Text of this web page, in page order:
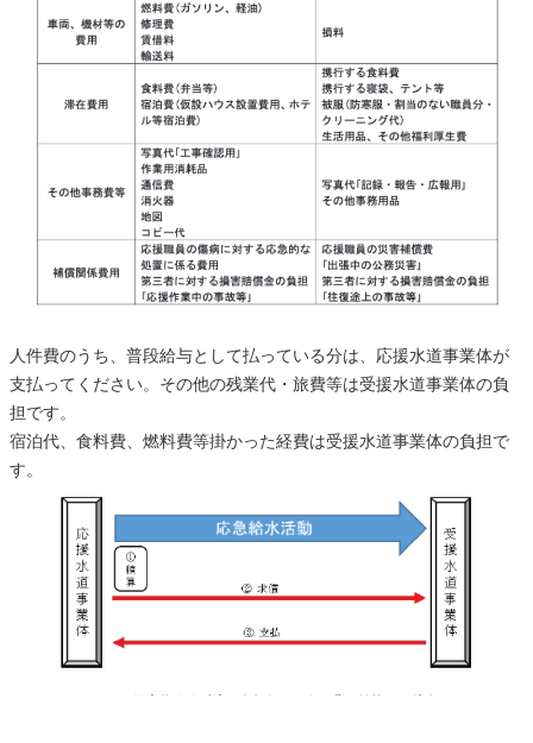
人件費のうち、普段給与として払っている分は、応援水道事業体が
支払ってください。その他の残業代・旅費等は受援水道事業体の負
担です。
宿泊代、食料費、燃料費等掛かった経費は受援水道事業体の負担で
す。